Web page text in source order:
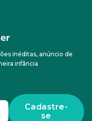
inéditas, anúncio de
infância
Cadastre-
se